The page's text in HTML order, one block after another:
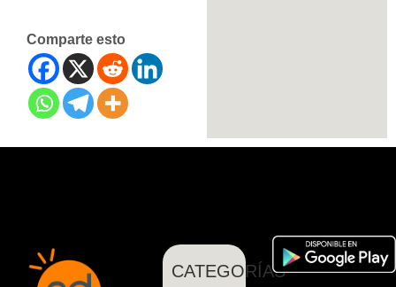
Comparte esto
CATEGORÍAS